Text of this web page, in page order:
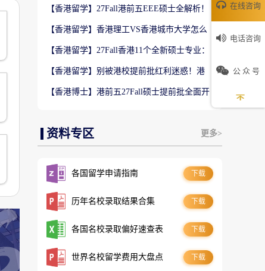
【香港留学】27Fall港前五EEE硕士全解析！
【香港留学】香港理工VS香港城市大学怎么
【香港留学】27Fall香港11个全新硕士专业：
【香港留学】别被港校提前批红利迷惑！港
【香港博士】港前五27Fall硕士提前批全面开
资料专区 更多>
各国留学申请指南 下载
历年名校录取结果合集 下载
各国名校录取偏好速查表 下载
世界名校留学费用大盘点 下载
在线咨询
电话咨询
公 众 号